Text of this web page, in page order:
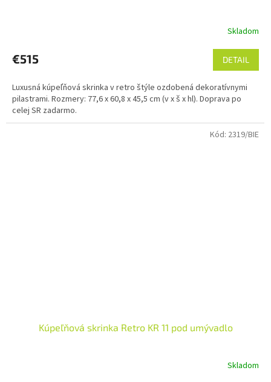
A
R
M
Skladom
€515 DETAIL
Luxusná kúpeľňová skrinka v retro štýle ozdobená dekoratívnymi
pilastrami. Rozmery: 77,6 x 60,8 x 45,5 cm (v x š x hl). Doprava po
celej SR zadarmo.
Kúpeľňová skrinka Retro KR 11 pod umývadlo
Skladom
Kód: 2319/BIE